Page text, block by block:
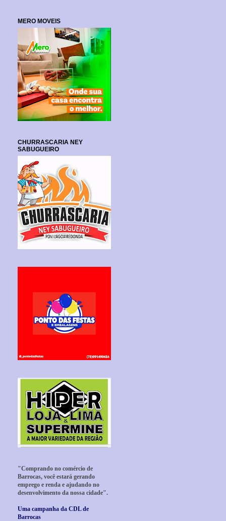
MERO MOVEIS
CHURRASCARIA NEY
SABUGUEIRO
"Comprando no comércio de
Barrocas, você estará gerando
emprego e renda e ajudando no
desenvolvimento da nossa cidade".
Uma campanha da CDL de
Barrocas